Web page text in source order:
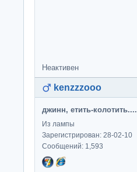
Неактивен
kenzzzooo
джинн, етить-колотить....
Из лампы
Зарегистрирован: 28-02-10
Сообщений: 1,593